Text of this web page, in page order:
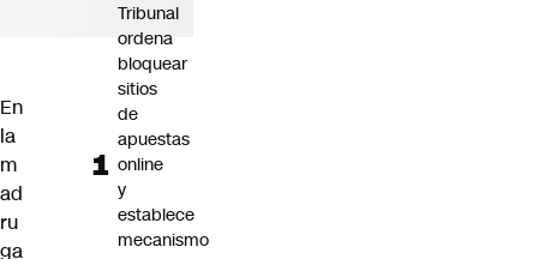
En
la
m
ad
ru
ga
Tribunal
ordena
bloquear
sitios
de
apuestas
online
y
establece
mecanismo